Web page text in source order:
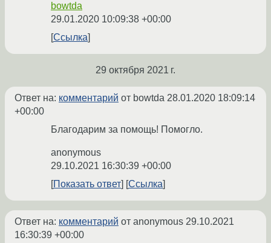
bowtda
29.01.2020 10:09:38 +00:00
Ссылка
29 октября 2021 г.
Ответ на: комментарий от bowtda 28.01.2020 18:09:14
+00:00
Благодарим за помощь! Помогло.
anonymous
29.10.2021 16:30:39 +00:00
Показать ответ
Ссылка
Ответ на: комментарий от anonymous 29.10.2021
16:30:39 +00:00